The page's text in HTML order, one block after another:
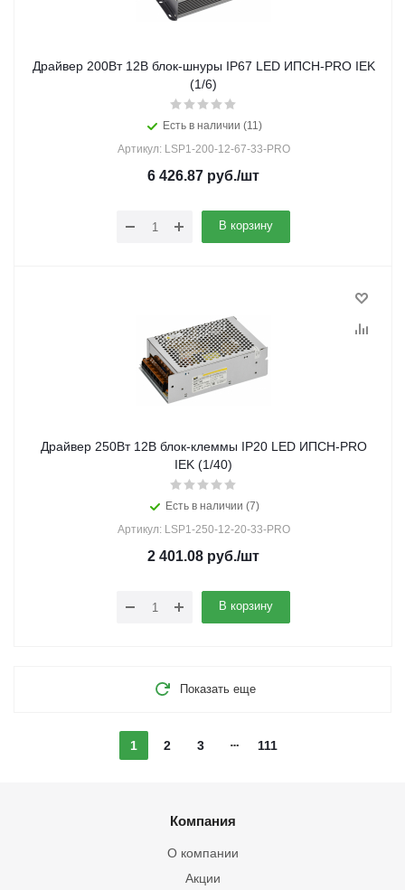
Драйвер 200Вт 12В блок-шнуры IP67 LED ИПСН-PRO IEK
(1/6)
Есть в наличии (11)
Артикул: LSP1-200-12-67-33-PRO
6 426.87 руб./шт
В корзину
Драйвер 250Вт 12В блок-клеммы IP20 LED ИПСН-PRO
IEK (1/40)
Есть в наличии (7)
Артикул: LSP1-250-12-20-33-PRO
2 401.08 руб./шт
В корзину
Показать еще
1 2 3 111
Компания
О компании
Акции